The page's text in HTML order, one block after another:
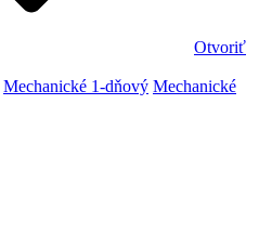
Otvoriť
Mechanické 1-dňový Mechanické